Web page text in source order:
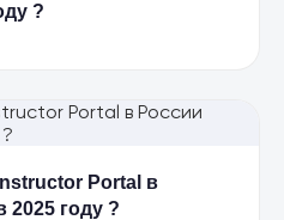
?
Portal в
2025 году ?